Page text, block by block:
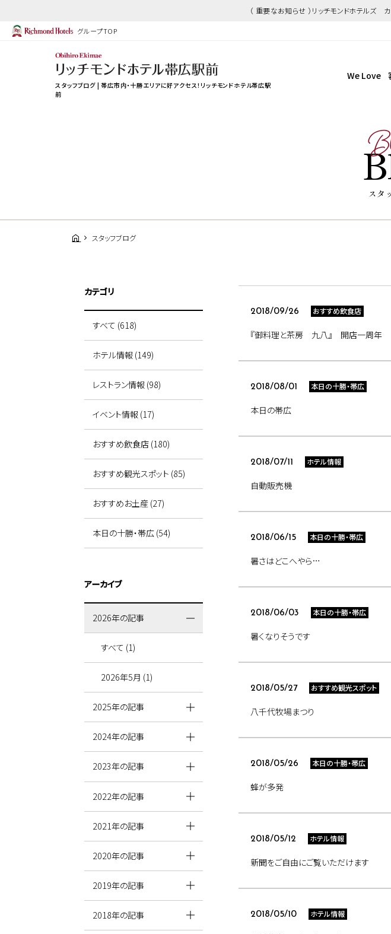
（ 重要なお知らせ ）リッチモンドホテル
グループTOP
スタッフブログ | 帯広市内・十勝エリアに好アクセス！リッチモンドホテル帯広駅
前
We Love
スタ
スタッフブログ
2018/09/26 おすすめ飲食店
『御料理と茶房 九八』 開店一周年
2018/08/01 本日の十勝・帯広
本日の帯広
2018/07/11 ホテル情報
自動販売機
2018/06/15 本日の十勝・帯広
暑さはどこへやら…
2018/06/03 本日の十勝・帯広
暑くなりそうです
2018/05/27 おすすめ観光スポット
八千代牧場まつり
2018/05/26 本日の十勝・帯広
蜂が多発
2018/05/12 ホテル情報
新聞をご自由にご覧いただけます
2018/05/10 ホテル情報
カテゴリ
すべて (618)
ホテル情報 (149)
レストラン情報 (98)
イベント情報 (17)
おすすめ飲食店 (180)
おすすめ観光スポット (85)
おすすめお土産 (27)
本日の十勝・帯広 (54)
アーカイブ
2026年の記事
すべて (1)
2026年5月 (1)
2025年の記事
2024年の記事
2023年の記事
2022年の記事
2021年の記事
2020年の記事
2019年の記事
2018年の記事